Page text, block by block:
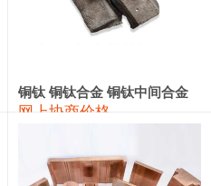
9,700
10,100 0
113,360
铜钛 铜钛合金 铜钛中间合金
网上协商价格